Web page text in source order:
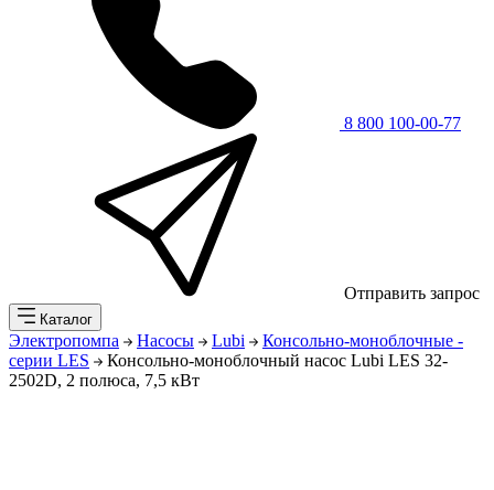
8 800 100-00-77
Отправить запрос
Каталог
Электропомпа Насосы Lubi
Консольно-моноблочные -
серии LES
Консольно-моноблочный насос Lubi LES 32-
2502D, 2 полюса, 7,5 кВт